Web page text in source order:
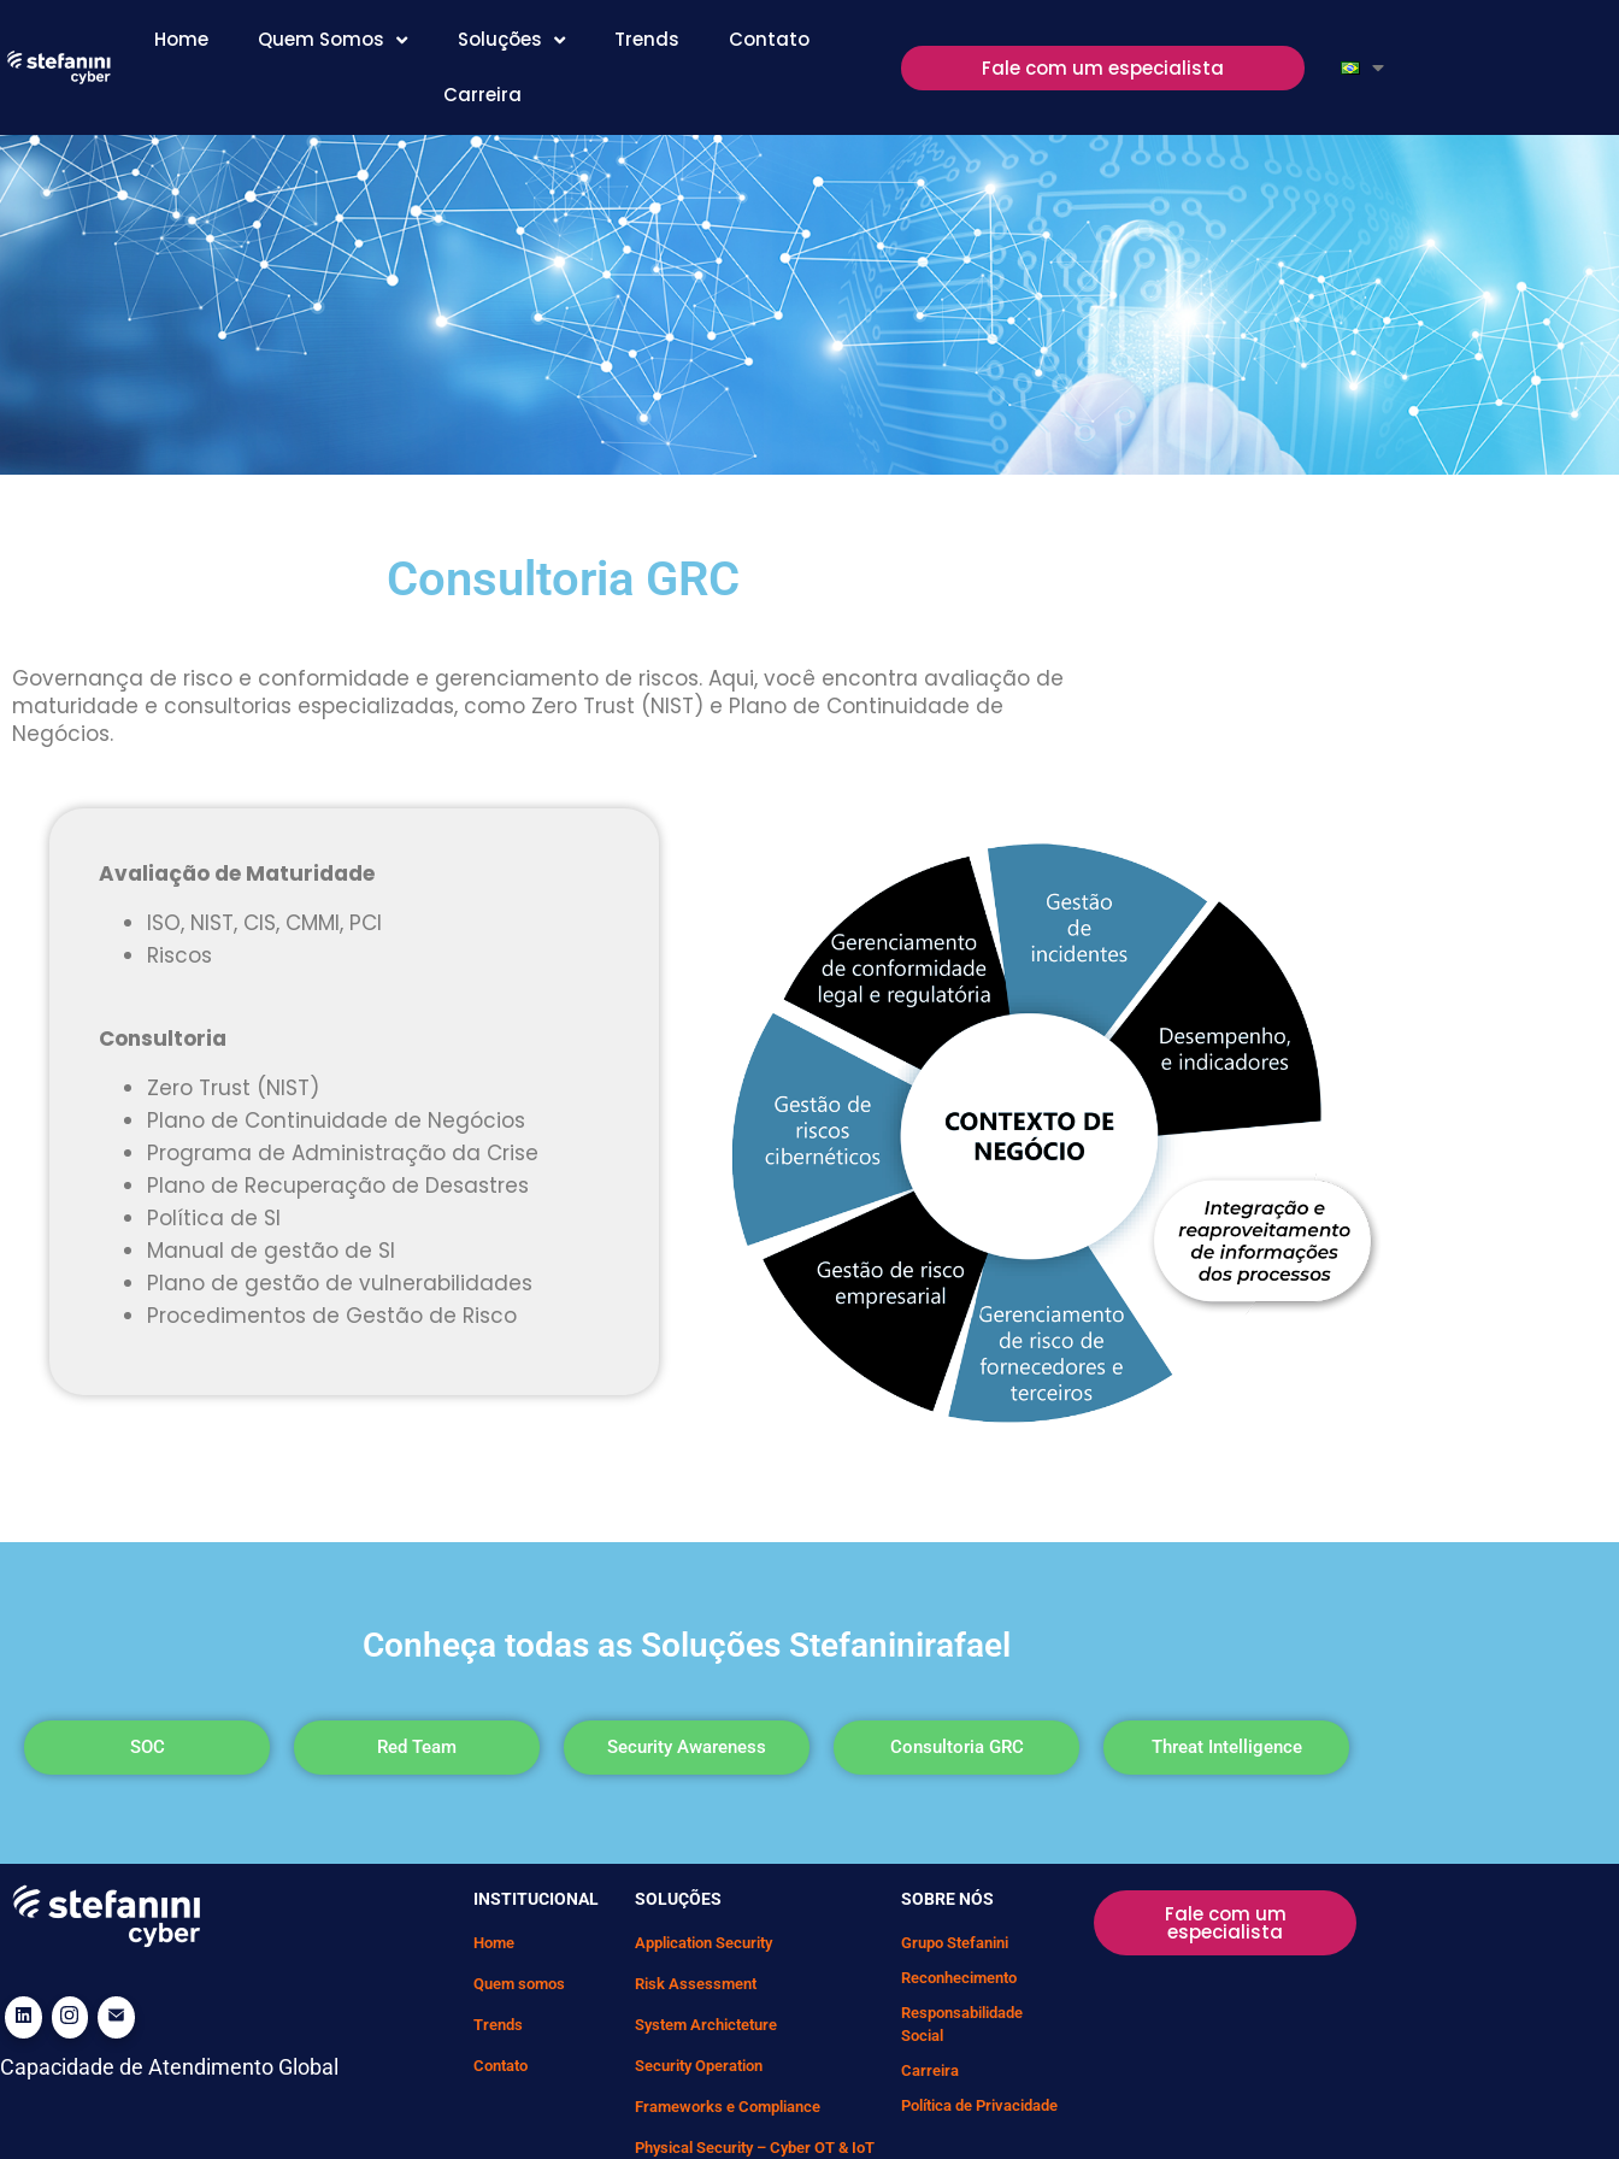
Home Quem Somos Soluções Trends Contato
Carreira
Fale com um especialista
Consultoria GRC
Governança de risco e conformidade e gerenciamento de riscos. Aqui, você encontra avaliação de
maturidade e consultorias especializadas, como Zero Trust (NIST) e Plano de Continuidade de
Negócios.
Avaliação de Maturidade
ISO, NIST, CIS, CMMI, PCI
Riscos
Consultoria
Zero Trust (NIST)
Plano de Continuidade de Negócios
Programa de Administração da Crise
Plano de Recuperação de Desastres
Política de SI
Manual de gestão de SI
Plano de gestão de vulnerabilidades
Procedimentos de Gestão de Risco
Conheça todas as Soluções Stefaninirafael
SOC Red Team Security Awareness Consultoria GRC Threat Intelligence
Capacidade de Atendimento Global
INSTITUCIONAL
Home
Quem somos
Trends
Contato
SOLUÇÕES
Application Security
Risk Assessment
System Archicteture
Security Operation
Frameworks e Compliance
Physical Security – Cyber OT & IoT
SOBRE NÓS
Grupo Stefanini
Reconhecimento
Responsabilidade
Social
Carreira
Política de Privacidade
Fale com um
especialista